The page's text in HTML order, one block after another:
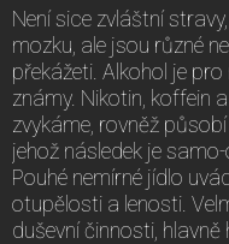
Není sice zvláštní
mozku, ale jsou různé
překážeti. Alkohol je
známy. Nikotin, koffein
zvykáme, rovněž
jehož následek je
Pouhé nemírné jídlo
otupělosti a lenosti.
duševní činnosti, hlavně